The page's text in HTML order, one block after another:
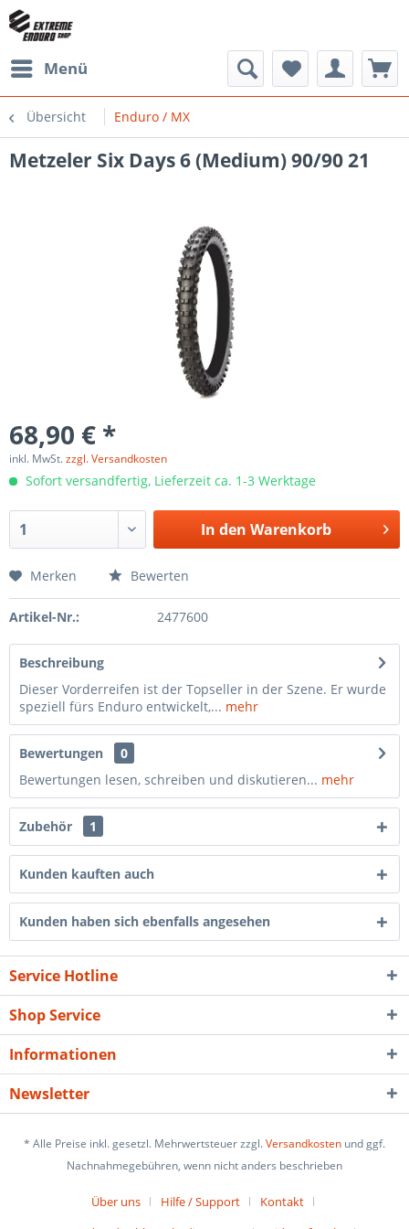
Menü
Übersicht Enduro / MX
Metzeler Six Days 6 (Medium) 90/90 21
68,90 € *
inkl. MwSt.zzgl. Versandkosten
Sofort versandfertig, Lieferzeit ca. 1-3 Werktage
In den Warenkorb
Merken Bewerten
Artikel-Nr.: 2477600
Beschreibung
Dieser Vorderreifen ist der Topseller in der Szene. Er wurde
speziell fürs Enduro entwickelt,... mehr
Bewertungen
0
Bewertungen lesen, schreiben und diskutieren... mehr
Zubehör 1
Kunden kauften auch
Kunden haben sich ebenfalls angesehen
Service Hotline
Shop Service
Informationen
Newsletter
* Alle Preise inkl. gesetzl. Mehrwertsteuer zzgl.Versandkosten und ggf.
Nachnahmegebühren, wenn nicht anders beschrieben
Über uns Hilfe / Support
Kontakt